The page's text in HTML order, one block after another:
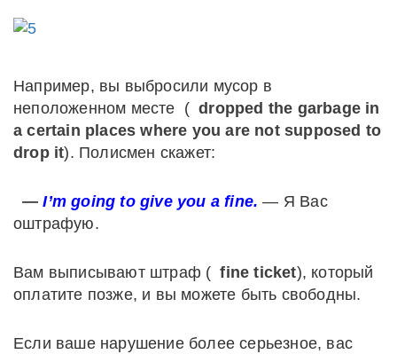
Например, вы выбросили мусор в
неположенном месте ( dropped the garbage in
a certain places where you are not supposed to
drop it). Полисмен скажет:
—I’m going to give you a fine. — Я Вас
оштрафую.
Вам выписывают штраф ( fine ticket), который
оплатите позже, и вы можете быть свободны.
Если ваше нарушение более серьезное, вас